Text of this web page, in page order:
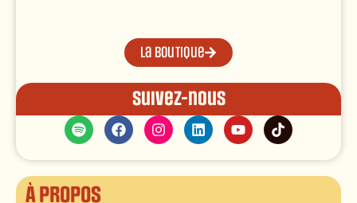
La boutique
Suivez-nous
À propos